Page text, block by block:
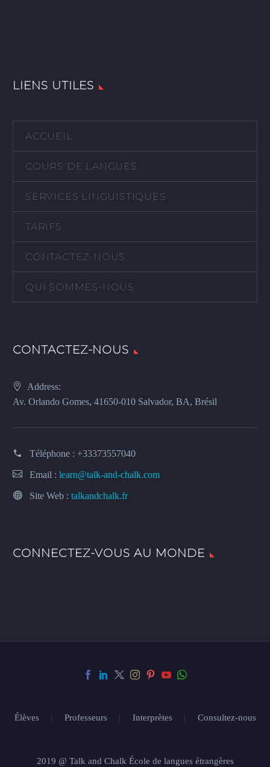
LIENS UTILES
ACCUEIL
COURS DE LANGUES
SERVICES LINGUISTIQUES
TARIFS
CONTACTEZ-NOUS
QUI SOMMES-NOUS
CONTACTEZ-NOUS
Address:
Av. Orlando Gomes, 41650-010 Salvador, BA, Brésil
Téléphone : +33373557040
Email : learn@talk-and-chalk.com
Site Web : talkandchalk.fr
CONNECTEZ-VOUS AU MONDE
Élèves Professeurs Interprètes Consultez-nous
2019 @ Talk and Chalk École de langues étrangères